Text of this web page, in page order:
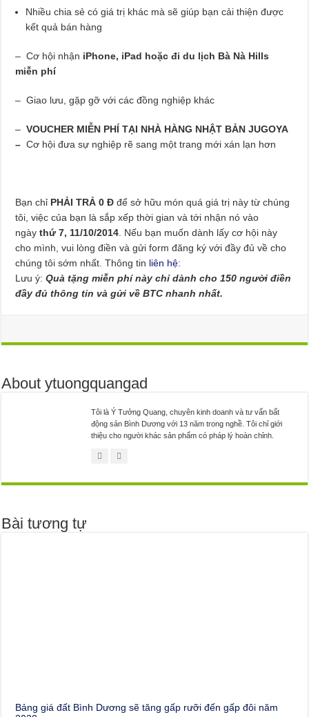
Nhiều chia sẻ có giá trị khác mà sẽ giúp bạn cải thiện được
kết quả bán hàng
– Cơ hội nhận iPhone, iPad hoặc đi du lịch Bà Nà Hills
miễn phí
– Giao lưu, gặp gỡ với các đồng nghiệp khác
–VOUCHER MIỄN PHÍ TẠI NHÀ HÀNG NHẬT BẢN JUGOYA
–Cơ hội đưa sự nghiệp rẽ sang một trang mới xán lạn hơn
Bạn chỉ PHẢI TRẢ 0 Đ để sở hữu món quá giá trị này từ chúng
tôi, việc của bạn là sắp xếp thời gian và tới nhận nó vào
ngàythứ 7, 11/10/2014 . Nếu bạn muốn dành lấy cơ hội này
cho mình, vui lòng điền và gửi form đăng ký với đầy đủ về cho
chúng tôi sớm nhất. Thông tin liên hệ:
Lưu ý:Quà tặng miễn phí này chỉ dành cho 150 người điền
đầy đủ thông tin và gửi về BTC nhanh nhất.
About ytuongquangad
Tôi là Ý Tưởng Quang, chuyên kinh doanh và tư vấn bất
động sản Bình Dương với 13 năm trong nghề. Tôi chỉ giới
thiệu cho người khác sản phẩm có pháp lý hoàn chỉnh.
Bài tương tự
Bảng giá đất Bình Dương sẽ tăng gấp rưỡi đến gấp đôi năm